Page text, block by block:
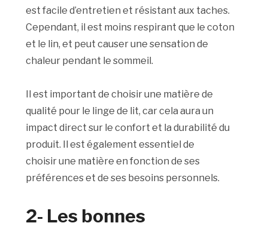
est facile d’entretien et résistant aux taches.
Cependant, il est moins respirant que le coton
et le lin, et peut causer une sensation de
chaleur pendant le sommeil.
Il est important de choisir une matière de
qualité pour le linge de lit, car cela aura un
impact direct sur le confort et la durabilité du
produit. Il est également essentiel de
choisir une matière en fonction de ses
préférences et de ses besoins personnels.
2- Les bonnes